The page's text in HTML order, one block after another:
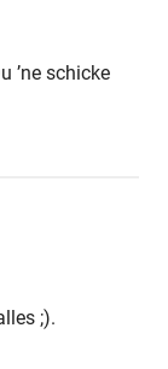
’ne schicke
;).